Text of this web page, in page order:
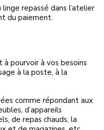
linge repassé dans l’atelier
du paiement.
à pourvoir à vos besoins
à la poste, à la
es comme répondant aux
d’appareils
de repas chauds, la